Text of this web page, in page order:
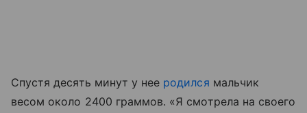
Спустя десять минут у нее родился мальчик
весом около 2400 граммов. «Я смотрела на своего